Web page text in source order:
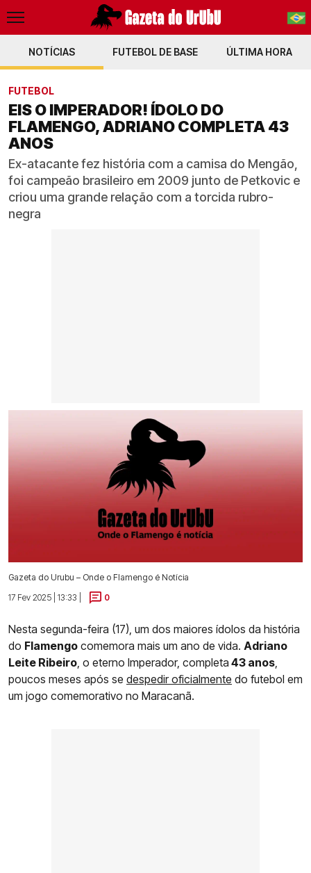
PT-BR
NOTÍCIAS FUTEBOL DE BASE ÚLTIMA HORA
FUTEBOL
EIS O IMPERADOR! ÍDOLO DO
FLAMENGO, ADRIANO COMPLETA 43
ANOS
Ex-atacante fez história com a camisa do Mengão,
foi campeão brasileiro em 2009 junto de Petkovic e
criou uma grande relação com a torcida rubro-
negra
Gazeta do Urubu – Onde o Flamengo é Notícia
17 Fev 2025 | 13:33 |
0
Nesta segunda-feira (17), um dos maiores ídolos da história
do Flamengo comemora mais um ano de vida. Adriano
Leite Ribeiro, o eterno Imperador, completa 43 anos,
poucos meses após se despedir oficialmente do futebol em
um jogo comemorativo no Maracanã.